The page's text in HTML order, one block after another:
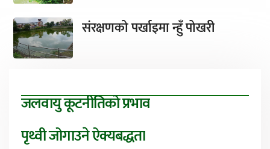
संरक्षणको पर्खाइमा न्हुँ पोखरी
जलवायु कूटनीतिको प्रभाव
पृथ्वी जोगाउने ऐक्यबद्धता